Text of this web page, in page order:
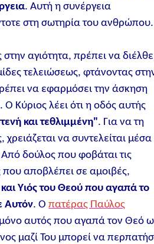
. Αυτή η συνέργεια
στη σωτηρία του ανθρώπου.
στην αγιότητα, πρέπει να
τελειώσεως, φτάνοντας
να εφαρμόσει την άσκηση
Κύριος λέει ότι η οδός αυτής
και τεθλιμμένη". Για να τη
να συντελείται μέσα
Από δούλος που φοβάται τις
που αποβλέπει σε αμοιβές,
και Υιός του Θεού που αγαπά το
Αυτόν. Οπατέρας Παύλος
αυτός που αγαπά τον Θεό
μαζί Του μπορεί να